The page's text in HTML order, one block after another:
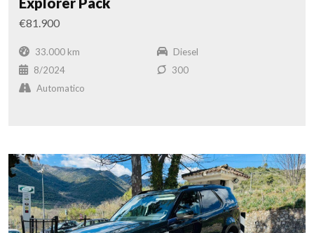
€81.900
33.000 km
Diesel
8/2024
300
Automatico